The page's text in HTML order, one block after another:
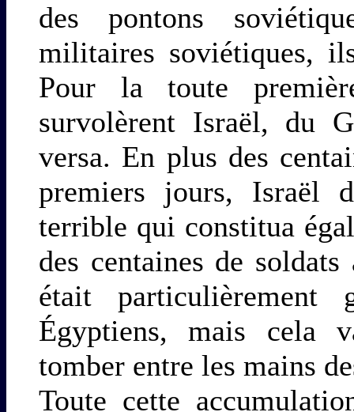
des pontons
militaires soviétiques,
Pour la toute
survolèrent Israël, du
versa. En plus des
premiers jours, Israël
terrible qui constitua
des centaines de
était
Égyptiens, mais cela
tomber entre les mains
Toute cette